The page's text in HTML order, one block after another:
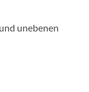
unebenen